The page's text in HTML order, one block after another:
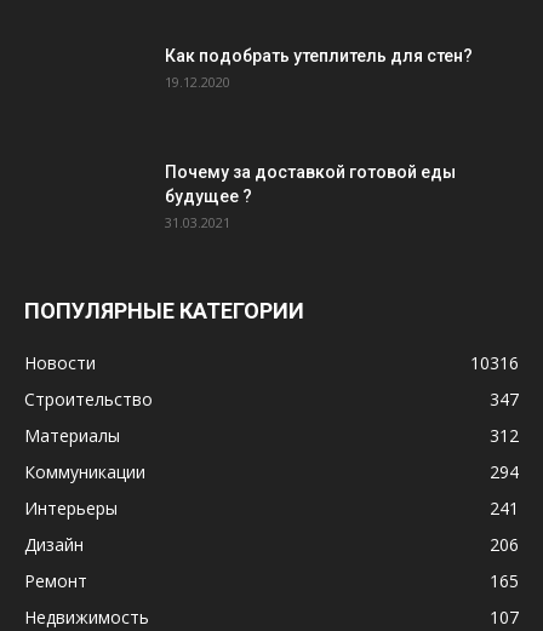
Как подобрать утеплитель для стен?
19.12.2020
Почему за доставкой готовой еды
будущее ?
31.03.2021
ПОПУЛЯРНЫЕ КАТЕГОРИИ
Новости
10316
Строительство
347
Материалы
312
Коммуникации
294
Интерьеры
241
Дизайн
206
Ремонт
165
Недвижимость
107